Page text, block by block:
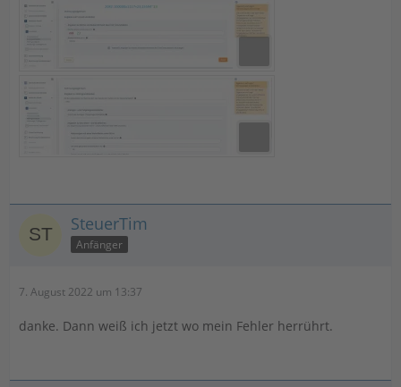
SteuerTim
Anfänger
7. August 2022 um 13:37
danke. Dann weiß ich jetzt wo mein Fehler herrührt.